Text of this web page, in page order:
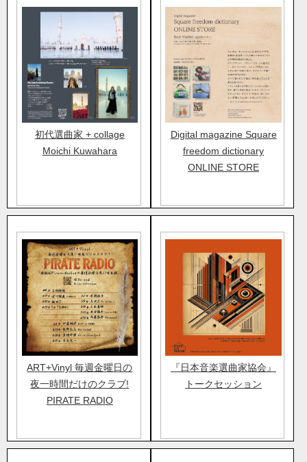
初代選曲家 + collage
Moichi Kuwahara
Digital magazine Square
freedom dictionary
ONLINE STORE
ART+Vinyl 毎週金曜日の
夜一時間だけのクラブ!
PIRATE RADIO
『日本音楽選曲家協会』
トークセッション